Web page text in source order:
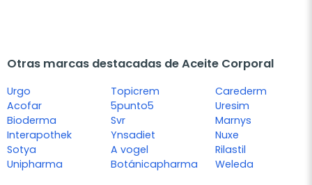
Otras marcas destacadas de Aceite Corporal
Urgo
Acofar
Bioderma
Interapothek
Sotya
Unipharma
Topicrem
5punto5
Svr
Ynsadiet
A vogel
Botánicapharma
Carederm
Uresim
Marnys
Nuxe
Rilastil
Weleda